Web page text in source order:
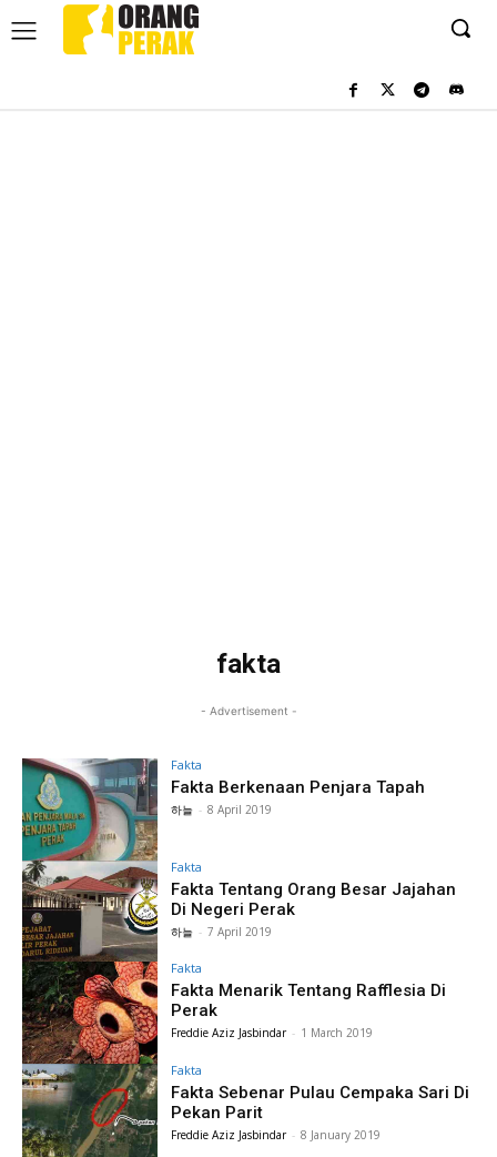
fakta
- Advertisement -
Fakta
Fakta Berkenaan Penjara Tapah
하늘 - 8 April 2019
Fakta
Fakta Tentang Orang Besar Jajahan
Di Negeri Perak
하늘 - 7 April 2019
Fakta
Fakta Menarik Tentang Rafflesia Di
Perak
Freddie Aziz Jasbindar - 1 March 2019
Fakta
Fakta Sebenar Pulau Cempaka Sari Di
Pekan Parit
Freddie Aziz Jasbindar - 8 January 2019